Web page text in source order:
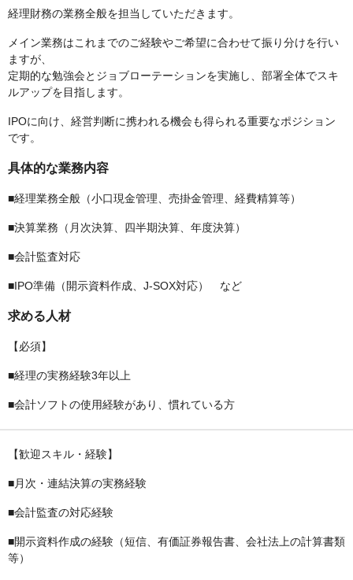
経理財務の業務全般を担当していただきます。
メイン業務はこれまでのご経験やご希望に合わせて振り分けを行い
ますが、
定期的な勉強会とジョブローテーションを実施し、部署全体でスキ
ルアップを目指します。
IPOに向け、経営判断に携われる機会も得られる重要なポジション
です。
具体的な業務内容
■経理業務全般（小口現金管理、売掛金管理、経費精算等）
■決算業務（月次決算、四半期決算、年度決算）
■会計監査対応
■IPO準備（開示資料作成、J-SOX対応） など
求める人材
【必須】
■経理の実務経験3年以上
■会計ソフトの使用経験があり、慣れている方
【歓迎スキル・経験】
■月次・連結決算の実務経験
■会計監査の対応経験
■開示資料作成の経験（短信、有価証券報告書、会社法上の計算書類
等）